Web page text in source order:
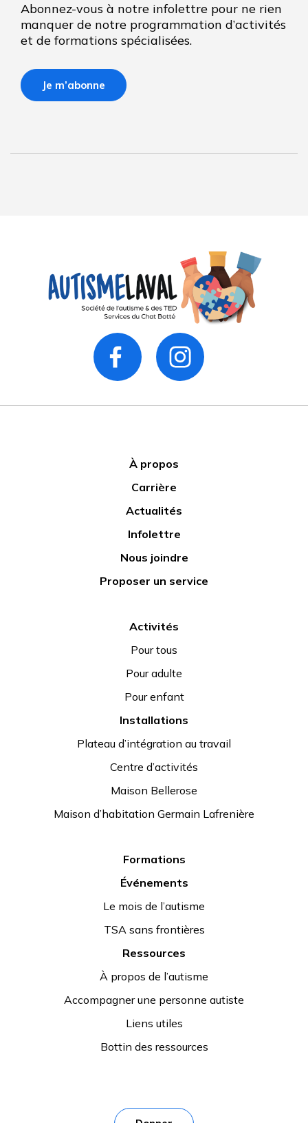
Abonnez-vous à notre infolettre pour ne rien
manquer de notre programmation d’activités
et de formations spécialisées.
Je m’abonne
À propos
Carrière
Actualités
Infolettre
Nous joindre
Proposer un service
Activités
Pour tous
Pour adulte
Pour enfant
Installations
Plateau d’intégration au travail
Centre d’activités
Maison Bellerose
Maison d’habitation Germain Lafrenière
Formations
Événements
Le mois de l’autisme
TSA sans frontières
Ressources
À propos de l’autisme
Accompagner une personne autiste
Liens utiles
Bottin des ressources